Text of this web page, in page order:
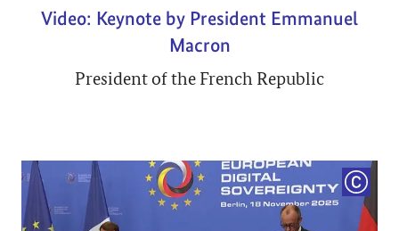
Video: Keynote by President Emmanuel
Macron
President of the French Republic